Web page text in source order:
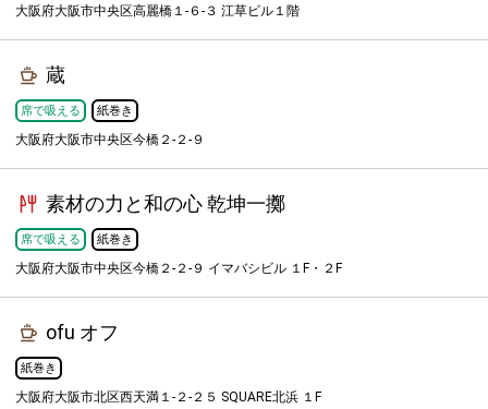
大阪府大阪市中央区高麗橋１-６-３ 江草ビル１階
蔵
席で吸える 紙巻き
大阪府大阪市中央区今橋２-２-９
素材の力と和の心 乾坤一擲
席で吸える 紙巻き
大阪府大阪市中央区今橋２-２-９ イマバシビル １F・２F
ofu オフ
紙巻き
大阪府大阪市北区西天満１-２-２５ SQUARE北浜 １F